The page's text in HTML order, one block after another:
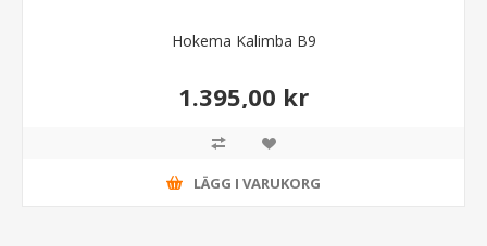
Hokema Kalimba B9
1.395,00 kr
LÄGG I VARUKORG